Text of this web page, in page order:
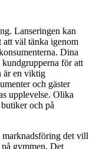
Lanseringen kan
att väl tänka igenom
Dina
kundgrupperna för att
är en viktig
och gäster
upplevelse. Olika
och på
det vill
gymmen. Det